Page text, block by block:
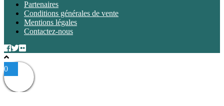
Partenaires
Conditions générales de vente
Mentions légales
Contactez-nous
0